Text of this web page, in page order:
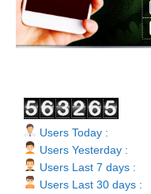
Users Today :
Users Yesterday :
Users Last 7 days :
Users Last 30 days :